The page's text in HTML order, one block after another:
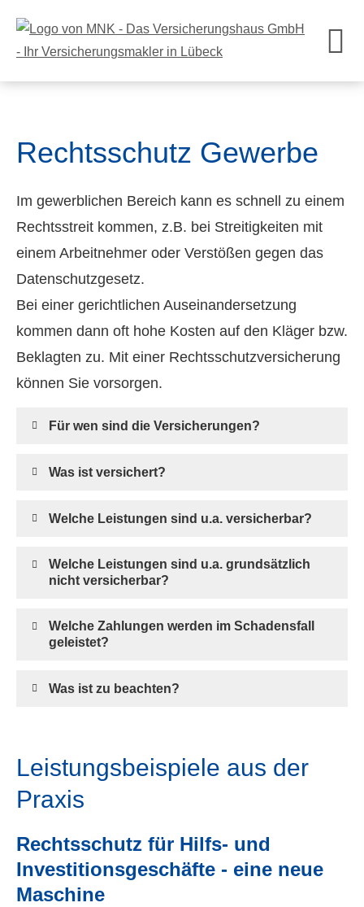
Rechtsschutz Gewerbe
Im gewerblichen Bereich kann es schnell zu einem
Rechtsstreit kommen, z.B. bei Streitigkeiten mit
einem Arbeitnehmer oder Verstößen gegen das
Datenschutzgesetz.
Bei einer gerichtlichen Auseinandersetzung
kommen dann oft hohe Kosten auf den Kläger bzw.
Beklagten zu. Mit einer Rechts­schutz­ver­si­che­rung
können Sie vorsorgen.
Für wen sind die Versicherungen?
Was ist versichert?
Welche Leistungen sind u.a. versicherbar?
Welche Leistungen sind u.a. grundsätzlich
nicht versicherbar?
Welche Zahlungen werden im Schadensfall
geleistet?
Was ist zu beachten?
Leistungsbeispiele aus der
Praxis
Rechtsschutz für Hilfs- und
Investitionsgeschäfte - eine neue
Maschine